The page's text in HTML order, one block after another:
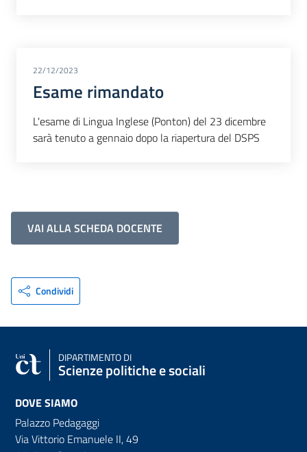
22/12/2023
Esame rimandato
L'esame di Lingua Inglese (Ponton) del 23 dicembre
sarà tenuto a gennaio dopo la riapertura del DSPS
VAI ALLA SCHEDA DOCENTE
Condividi
DIPARTIMENTO DI
Scienze politiche e sociali
DOVE SIAMO
Palazzo Pedagaggi
Via Vittorio Emanuele II, 49